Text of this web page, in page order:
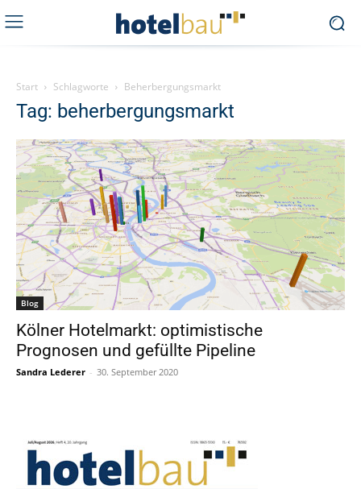
Start Schlagworte Beherbergungsmarkt
Tag: beherbergungsmarkt
Blog
Kölner Hotelmarkt: optimistische
Prognosen und gefüllte Pipeline
Sandra Lederer - 30. September 2020